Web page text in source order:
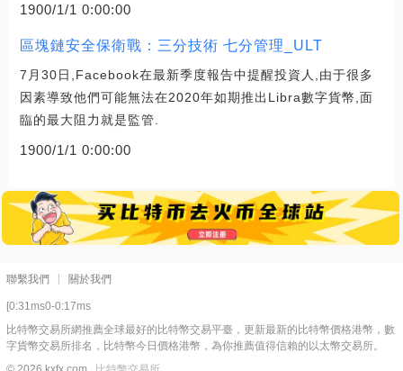
1900/1/1 0:00:00
區塊鏈安全保衛戰：三分技術 七分管理_ULT
7月30日,Facebook在最新季度報告中提醒投資人,由于很多
因素導致他們可能無法在2020年如期推出Libra數字貨幣,面
臨的最大阻力就是監管.
1900/1/1 0:00:00
聯繫我們 關於我們
[0:31ms0-0:17ms
比特幣交易所網推薦全球最好的比特幣交易平臺，更新最新的比特幣價格港幣，數
字貨幣交易所排名，比特幣今日價格港幣，為你推薦值得信賴的以太幣交易所。